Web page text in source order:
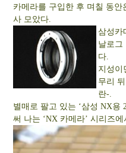
카메라를 구입한 후 며칠 동
사 모았다.
삼성카
날로그
다.
지성이
무리
란-.
별매로 팔고 있는 ‘삼성 NX용
써 나는 ‘NX 카메라’ 시리즈